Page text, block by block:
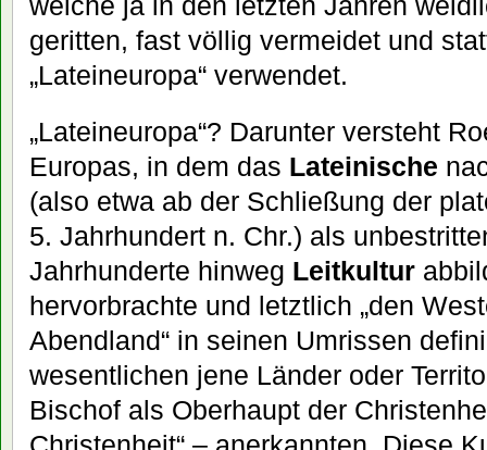
geritten, fast völlig vermeidet und
„Lateineuropa“ verwendet.
„Lateineuropa“? Darunter versteht
Europas, in dem das Lateinische
(also etwa ab der Schließung der
5. Jahrhundert n. Chr.) als
Jahrhunderte hinweg Leitkultur
hervorbrachte und letztlich „den
Abendland“ in seinen Umrissen
wesentlichen jene Länder oder
Bischof als Oberhaupt der